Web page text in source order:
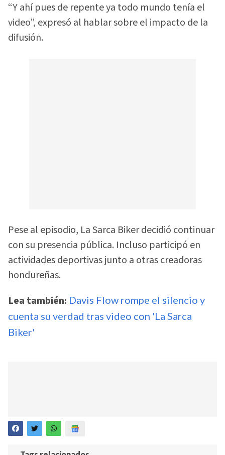
“Y ahí pues de repente ya todo mundo tenía el
video”, expresó al hablar sobre el impacto de la
difusión.
Pese al episodio, La Sarca Biker decidió continuar
con su presencia pública. Incluso participó en
actividades deportivas junto a otras creadoras
hondureñas.
Lea también: Davis Flow rompe el silencio y
cuenta su verdad tras video con 'La Sarca
Biker'